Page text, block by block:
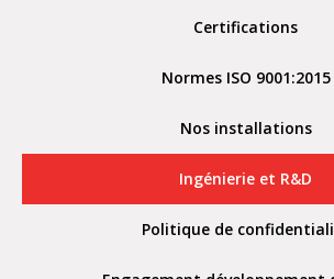
Certifications
Normes ISO 9001:2015
Nos installations
Ingénierie et R&D
Politique de